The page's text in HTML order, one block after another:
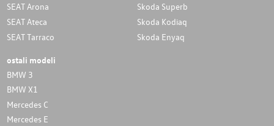
SEAT Arona
SEAT Ateca
SEAT Tarraco
Skoda Superb
Skoda Kodiaq
Skoda Enyaq
ostali modeli
BMW 3
BMW X1
Mercedes C
Mercedes E